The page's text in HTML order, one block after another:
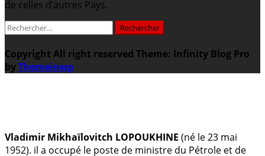
de celles d’autres Pays.
Rechercher :
Copyright All right reserved Theme: Infinity Blog Pro
byThemeinwp
Vladimir Mikhaïlovitch LOPOUKHINE (né le 23 mai
1952). il a occupé le poste de ministre du Pétrole et de